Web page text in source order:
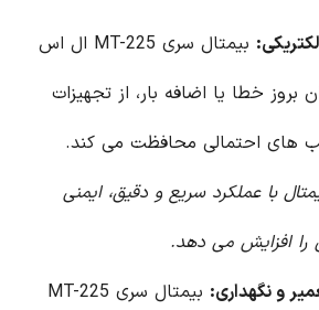
بیمتال سری MT-225 ال اس
بروز خطا یا اضافه بار، از تجهیزات
های احتمالی محافظت می کند.
با عملکرد سریع و دقیق، ایمنی
را افزایش می دهد.
و نگهداری:
بیمتال سری MT-225